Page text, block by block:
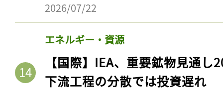
2026/07/22
エネルギー・資源
【国際】IEA、重要鉱物見通
下流工程の分散では投資遅れ
会員登録